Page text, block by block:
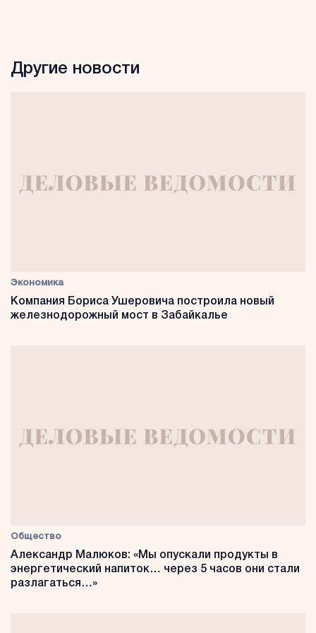
Другие новости
Экономика
Компания Бориса Ушеровича построила новый
железнодорожный мост в Забайкалье
Общество
Александр Малюков: «Мы опускали продукты в
энергетический напиток… через 5 часов они стали
разлагаться…»